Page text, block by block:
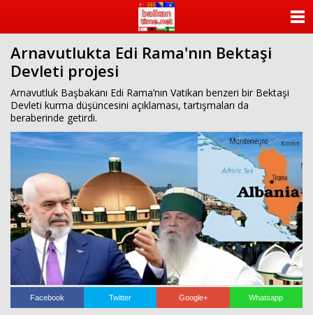
Arnavutlukta Edi Rama'nın Bektaşi
Devleti projesi
Arnavutluk Başbakanı Edi Rama’nın Vatikan benzeri bir Bektaşi
Devleti kurma düşüncesini açıklaması, tartışmaları da
beraberinde getirdi.
Facebook Twitter Google+ Whatsapp
KATEGORİLER
FOTO GALERİ
VİDEO GALERİ
KÜNYE
İLETİŞİM